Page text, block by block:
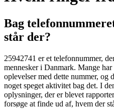
Bag
står der?
25942741 er et telefonnummer,
mennesker i Danmark. Mange
oplevelser med dette nummer,
noget speget aktivitet bag det. I
oplysninger, der er blevet
forsøge at finde ud af, hvem der